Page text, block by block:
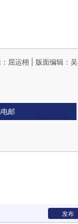
屈运栩 | 版面编辑：
邮
发布